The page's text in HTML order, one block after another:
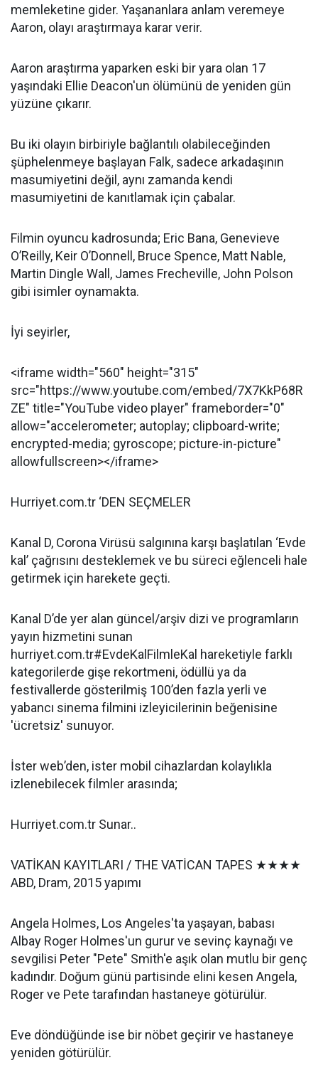
memleketine gider. Yaşananlara anlam veremeye
Aaron, olayı araştırmaya karar verir.
Aaron araştırma yaparken eski bir yara olan 17
yaşındaki Ellie Deacon'un ölümünü de yeniden gün
yüzüne çıkarır.
Bu iki olayın birbiriyle bağlantılı olabileceğinden
şüphelenmeye başlayan Falk, sadece arkadaşının
masumiyetini değil, aynı zamanda kendi
masumiyetini de kanıtlamak için çabalar.
Filmin oyuncu kadrosunda; Eric Bana, Genevieve
O’Reilly, Keir O’Donnell, Bruce Spence, Matt Nable,
Martin Dingle Wall, James Frecheville, John Polson
gibi isimler oynamakta.
İyi seyirler,
<iframe width="560" height="315"
src="https://www.youtube.com/embed/7X7KkP68R
ZE" title="YouTube video player" frameborder="0"
allow="accelerometer; autoplay; clipboard-write;
encrypted-media; gyroscope; picture-in-picture"
allowfullscreen></iframe>
Hurriyet.com.tr ‘DEN SEÇMELER
Kanal D, Corona Virüsü salgınına karşı başlatılan ‘Evde
kal’ çağrısını desteklemek ve bu süreci eğlenceli hale
getirmek için harekete geçti.
Kanal D’de yer alan güncel/arşiv dizi ve programların
yayın hizmetini sunan
hurriyet.com.tr#EvdeKalFilmleKal hareketiyle farklı
kategorilerde gişe rekortmeni, ödüllü ya da
festivallerde gösterilmiş 100’den fazla yerli ve
yabancı sinema filmini izleyicilerinin beğenisine
'ücretsiz' sunuyor.
İster web’den, ister mobil cihazlardan kolaylıkla
izlenebilecek filmler arasında;
Hurriyet.com.tr Sunar..
VATİKAN KAYITLARI / THE VATİCAN TAPES ★★★★
ABD, Dram, 2015 yapımı
Angela Holmes, Los Angeles'ta yaşayan, babası
Albay Roger Holmes'un gurur ve sevinç kaynağı ve
sevgilisi Peter "Pete" Smith'e aşık olan mutlu bir genç
kadındır. Doğum günü partisinde elini kesen Angela,
Roger ve Pete tarafından hastaneye götürülür.
Eve döndüğünde ise bir nöbet geçirir ve hastaneye
yeniden götürülür.